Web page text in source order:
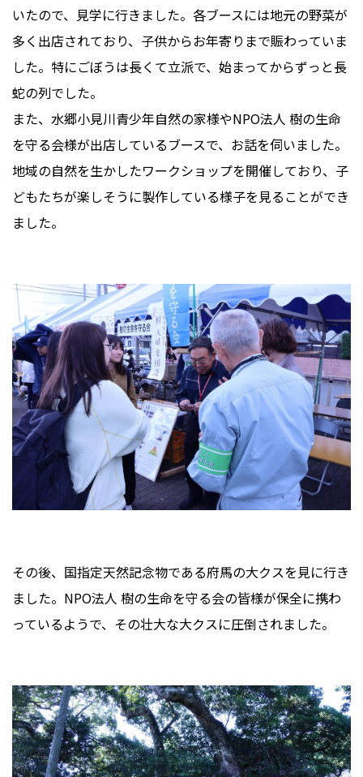
いたので、見学に行きました。各ブースには地元の野菜が
多く出店されており、子供からお年寄りまで賑わっていま
した。特にごぼうは長くて立派で、始まってからずっと長
蛇の列でした。
また、水郷小見川青少年自然の家様やNPO法人 樹の生命
を守る会様が出店しているブースで、お話を伺いました。
地域の自然を生かしたワークショップを開催しており、子
どもたちが楽しそうに製作している様子を見ることができ
ました。
その後、国指定天然記念物である府馬の大クスを見に行き
ました。NPO法人 樹の生命を守る会の皆様が保全に携わ
っているようで、その壮大な大クスに圧倒されました。